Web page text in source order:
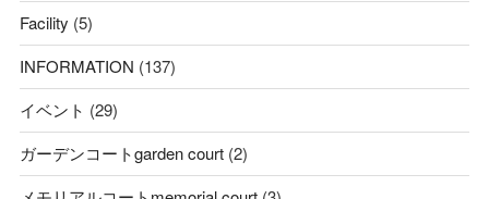
Facility (5)
INFORMATION (137)
イベント (29)
ガーデンコートgarden court(2)